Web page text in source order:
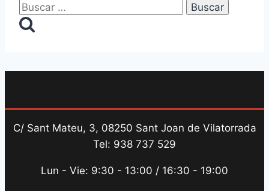
Buscar:
C/ Sant Mateu, 3, 08250 Sant Joan de Vilatorrada
Tel: 938 737 529
Lun - Vie: 9:30 - 13:00 / 16:30 - 19:00